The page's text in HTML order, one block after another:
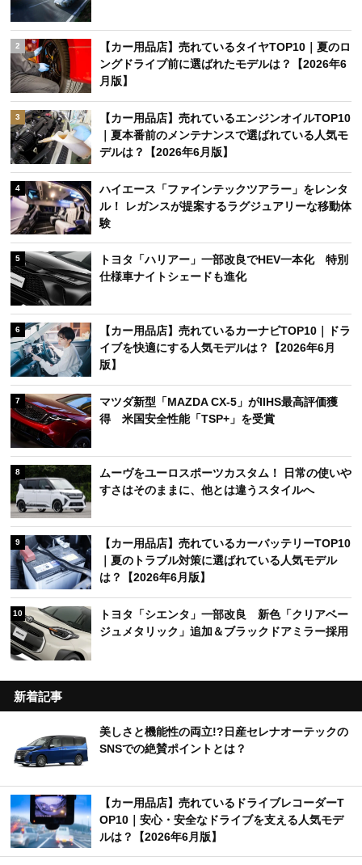
2
【カー用品店】売れているタイヤTOP10｜夏のロ
ングドライブ前に選ばれたモデルは？【2026年6
月版】
3
【カー用品店】売れているエンジンオイルTOP10
｜夏本番前のメンテナンスで選ばれている人気モ
デルは？【2026年6月版】
4
ハイエース「ファインテックツアラー」をレンタ
ル！ レガンスが提案するラグジュアリーな移動体
験
5
トヨタ「ハリアー」一部改良でHEV一本化 特別
仕様車ナイトシェードも進化
6
【カー用品店】売れているカーナビTOP10｜ドラ
イブを快適にする人気モデルは？【2026年6月
版】
7
マツダ新型「MAZDA CX-5」がIIHS最高評価獲
得 米国安全性能「TSP+」を受賞
8
ムーヴをユーロスポーツカスタム！ 日常の使いや
すさはそのままに、他とは違うスタイルへ
9
【カー用品店】売れているカーバッテリーTOP10
｜夏のトラブル対策に選ばれている人気モデル
は？【2026年6月版】
10
トヨタ「シエンタ」一部改良 新色「クリアベー
ジュメタリック」追加＆ブラックドアミラー採用
新着記事
美しさと機能性の両立!?日産セレナオーテックの
SNSでの絶賛ポイントとは？
【カー用品店】売れているドライブレコーダーT
OP10｜安心・安全なドライブを支える人気モデ
ルは？【2026年6月版】